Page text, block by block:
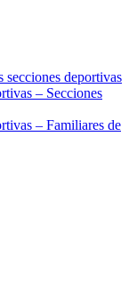
secciones deportivas
– Secciones
– Familiares de